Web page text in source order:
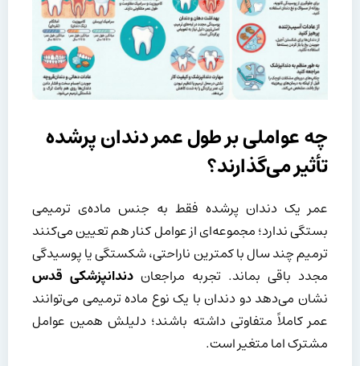
چه عواملی بر طول عمر دندان پرشده
تأثیر می‌گذارند؟
عمر یک دندان پرشده فقط به جنس ماده‌ی ترمیمی
بستگی ندارد؛ مجموعه‌ای از عوامل کنار هم تعیین می‌کنند
ترمیم چند سال با کمترین ناراحتی، شکستگی یا پوسیدگی
مجدد باقی بماند. تجربه مراجعان دندانپزشکی قدس
نشان می‌دهد دو دندان با یک نوع ماده ترمیمی می‌توانند
عمر کاملاً متفاوتی داشته باشند؛ دلیلش همین عوامل
مشترک اما متغیر است.